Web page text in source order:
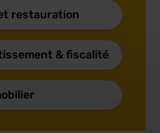
restauration
& fiscalité